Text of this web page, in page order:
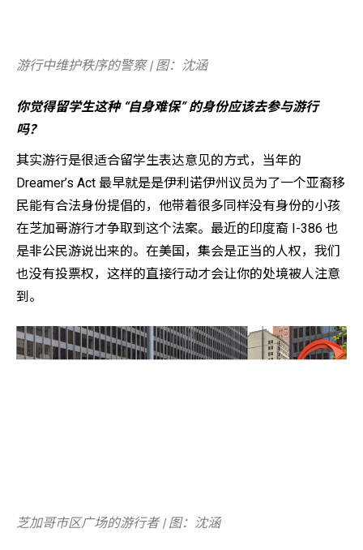
游行中维护秩序的警察 | 图：沈涵
你觉得留学生这种 “自身难保” 的身份应该去参与游行
吗？
其实游行是很适合留学生表达意见的方式，当年的
Dreamer’s Act 最早就是是伊利诺伊州议员为了一个亚裔移
民能有合法身份提倡的，他带着很多同样没有身份的小孩
在芝加哥游行才争取到这个法案。最近的印度裔 I-386 也
是非公民游说出来的。在美国，集会是正当的人权，我们
也没有投票权，这样的直接行动才会让你的处境被人注意
到。
芝加哥市区广场的游行者 | 图：沈涵